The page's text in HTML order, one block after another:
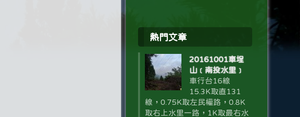
熱門文章
20161001車埕
山﹝南投水里﹞
車行台16線
15.3K取直131
線，0.75K取左民權路，0.8K
取右上水里一路，1K取最右水